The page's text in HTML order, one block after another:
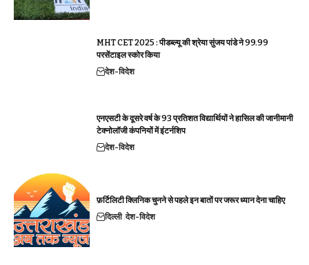
MHT CET 2025 : पीडब्ल्यू की श्रेया सुंजय पांडे ने 99.99
परसेंटाइल स्कोर किया
देश-विदेश
एनएसटी के दूसरे वर्ष के 93 प्रतिशत विद्यार्थियों ने हासिल की जानीमानी
टेक्नोलॉजी कंपनियों में इंटर्नशिप
देश-विदेश
फ़र्टिलिटी क्लिनिक चुनने से पहले इन बातों पर जरूर ध्यान देना चाहिए
दिल्ली देश-विदेश